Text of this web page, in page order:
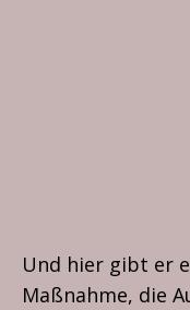
Und hier gibt er
Maßnahme, die